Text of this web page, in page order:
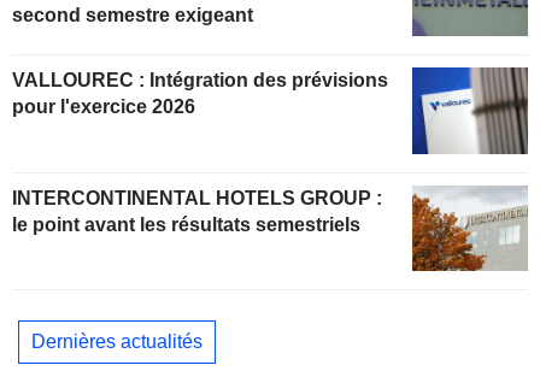
second semestre exigeant
VALLOUREC : Intégration des prévisions
pour l'exercice 2026
INTERCONTINENTAL HOTELS GROUP :
le point avant les résultats semestriels
Dernières actualités